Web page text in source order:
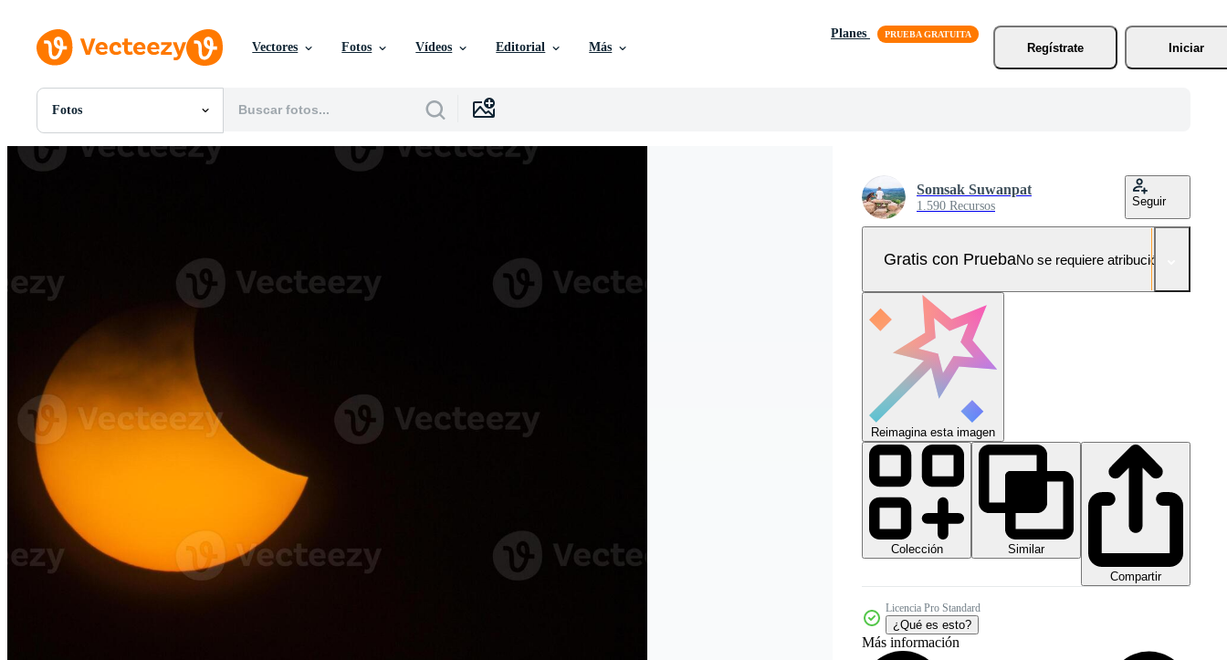
Vectores Fotos Vídeos Editorial Más
Planes
Regístrate
Iniciar
Fotos
Todas Imágenes
Fotos
Gráficos en Movimiento
Imágenes Editoriales
Somsak Suwanpat
1.590 Recursos Seguir
Gratis con PruebaNo se requiere atribución!
Reimagina esta imagen
Colección
Similar
Compartir
Licencia Pro Standard
¿Qué es esto?
Más información